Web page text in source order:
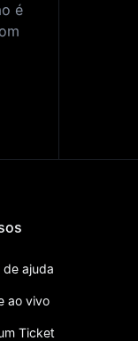
é
de ajuda
ao vivo
Ticket